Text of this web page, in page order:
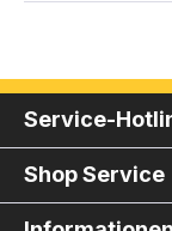
Service-
Shop Service